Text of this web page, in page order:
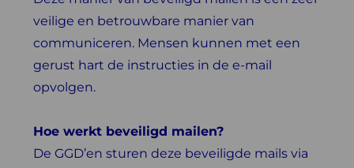
veilige en betrouwbare manier van
communiceren. Mensen kunnen met een
gerust hart de instructies in de e-mail
opvolgen.
Hoe werkt beveiligd mailen?
De GGD’en sturen deze beveiligde mails via